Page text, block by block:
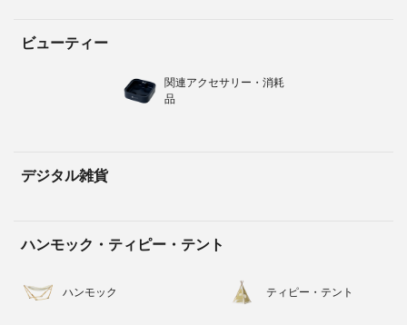
ビューティー
関連アクセサリー・消耗
品
デジタル雑貨
ハンモック・ティピー・テント
ハンモック ティピー・テント